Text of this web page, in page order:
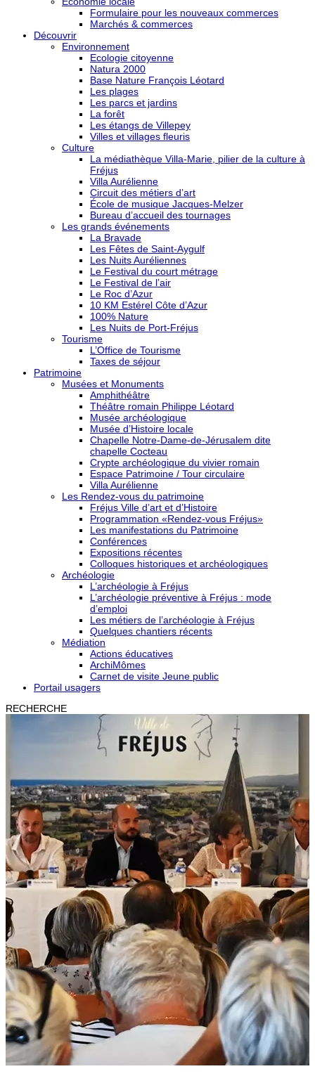
Formulaire pour les nouveaux commerces
Marchés & commerces
Découvrir
Environnement
Ecologie citoyenne
Natura 2000
Base Nature François Léotard
Les plages
Les parcs et jardins
La forêt
Les étangs de Villepey
Villes et villages fleuris
Culture
La médiathèque Villa-Marie, pilier de la culture à
Fréjus
Villa Aurélienne
Circuit des métiers d’art
École de musique Jacques-Melzer
Bureau d’accueil des tournages
Les grands événements
La Bravade
Les Fêtes de Saint-Aygulf
Les Nuits Auréliennes
Le Festival du court métrage
Le Festival de l’air
Le Roc d’Azur
10 KM Estérel Côte d’Azur
100% Nature
Les Nuits de Port-Fréjus
Tourisme
L’Office de Tourisme
Taxes de séjour
Patrimoine
Musées et Monuments
Amphithéâtre
Théâtre romain Philippe Léotard
Musée archéologique
Musée d’Histoire locale
Chapelle Notre-Dame-de-Jérusalem dite
chapelle Cocteau
Crypte archéologique du vivier romain
Espace Patrimoine / Tour circulaire
Villa Aurélienne
Les Rendez-vous du patrimoine
Fréjus Ville d’art et d’Histoire
Programmation «Rendez-vous Fréjus»
Les manifestations du Patrimoine
Conférences
Expositions récentes
Colloques historiques et archéologiques
Archéologie
L’archéologie à Fréjus
L’archéologie préventive à Fréjus : mode
d’emploi
Les métiers de l’archéologie à Fréjus
Quelques chantiers récents
Médiation
Actions éducatives
ArchiMômes
Carnet de visite Jeune public
Portail usagers
RECHERCHE